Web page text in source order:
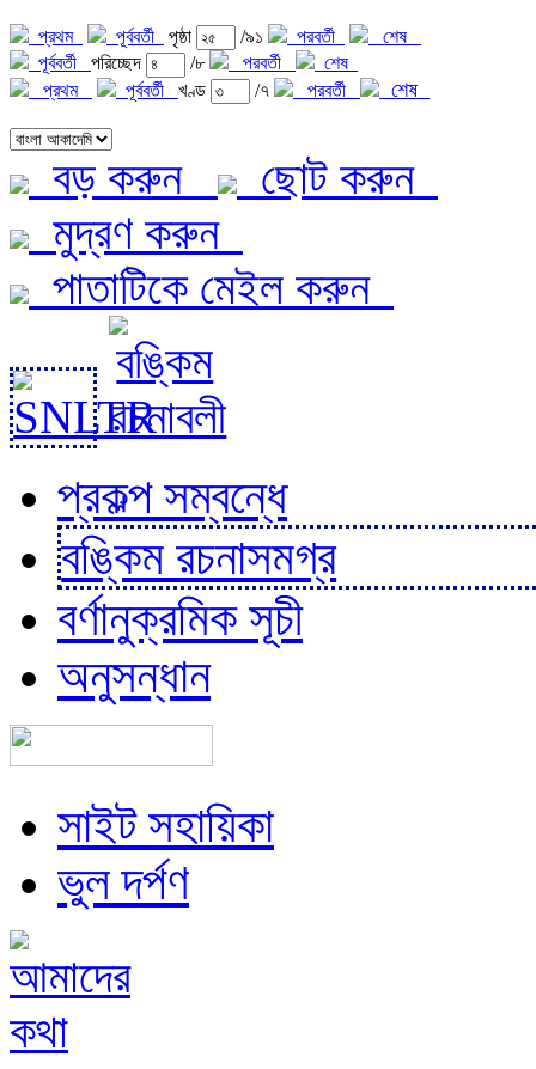
প্রথম পূর্ববর্তী পৃষ্ঠা /৯১ পরবর্তী
শেষ
পূর্ববর্তী
পরিচ্ছেদ /৮ পরবর্তী
শেষ
প্রথম
পূর্ববর্তী খণ্ড /৭ পরবর্তী শেষ
বড় করুন
ছোট করুন
মুদ্রণ করুন
পাতাটিকে মেইল করুন
প্রকল্প সম্বন্ধে
বঙ্কিম রচনাসমগ্র
বর্ণানুক্রমিক সূচী
অনুসন্ধান
সাইট সহায়িকা
ভুল দর্পণ